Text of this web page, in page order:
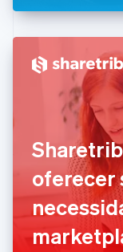
oferecer
EnglishItaliano
Espanha
Estados
English Español
Estônia
English
Finlândia
EnglishSvenska
França
FrançaisEnglish
Gibraltar
English
Grécia
English